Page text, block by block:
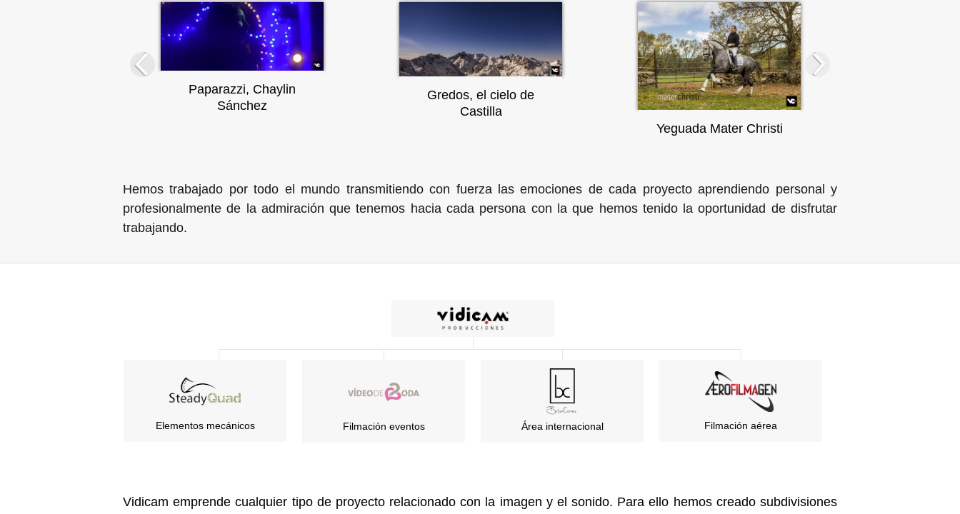
Paparazzi, Chaylin
Sánchez
Gredos, el cielo de
Castilla
Yeguada Mater Christi
Hemos trabajado por todo el mundo transmitiendo con fuerza las emociones de cada proyecto aprendiendo personal y
profesionalmente de la admiración que tenemos hacia cada persona con la que hemos tenido la oportunidad de disfrutar
trabajando.
Elementos mecánicos Filmación eventos Área internacional Filmación aérea
Vidicam emprende cualquier tipo de proyecto relacionado con la imagen y el sonido. Para ello hemos creado subdivisiones